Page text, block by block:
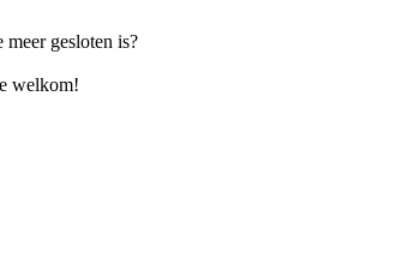
gesloten is?
welkom!